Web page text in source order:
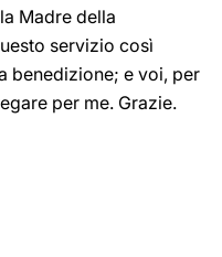
Madre della
servizio così
benedizione; e voi, per
per me. Grazie.